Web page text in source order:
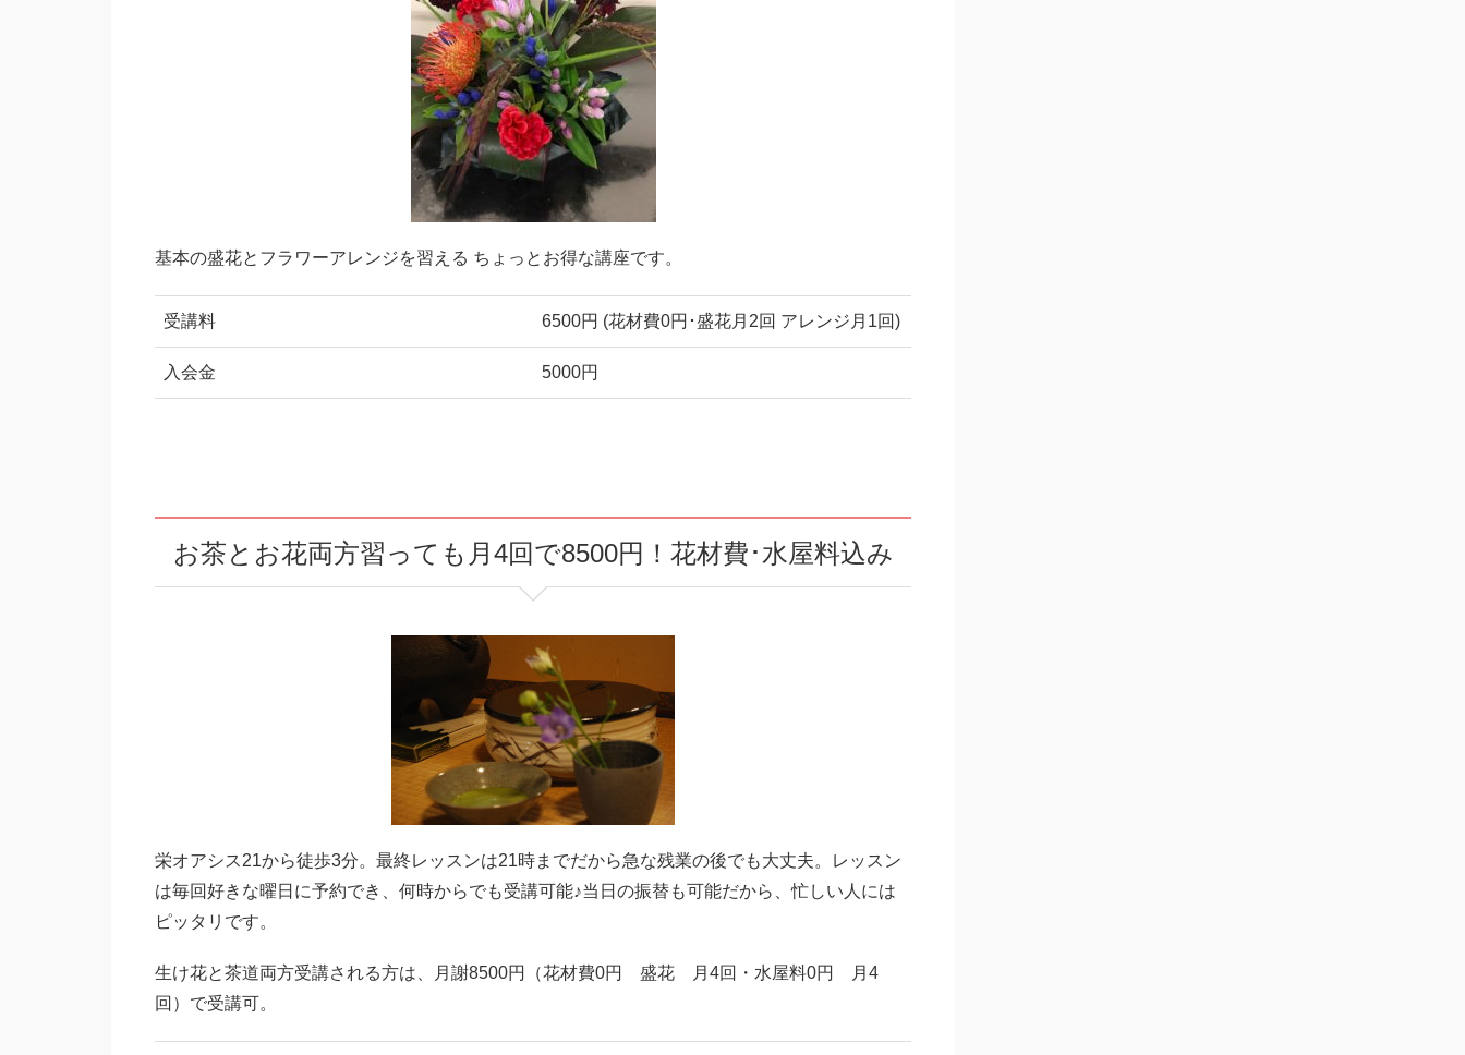
基本の盛花とフラワーアレンジを習える ちょっとお得な講座です。
受講料 6500円 (花材費0円･盛花月2回 アレンジ月1回)
入会金 5000円
お茶とお花両方習っても月4回で8500円！花材費･水屋料込み
栄オアシス21から徒歩3分。最終レッスンは21時までだから急な残業の後でも大丈夫。レッスン
は毎回好きな曜日に予約でき、何時からでも受講可能♪当日の振替も可能だから、忙しい人には
ピッタリです。
生け花と茶道両方受講される方は、月謝8500円（花材費0円 盛花 月4回・水屋料0円 月4
回）で受講可。